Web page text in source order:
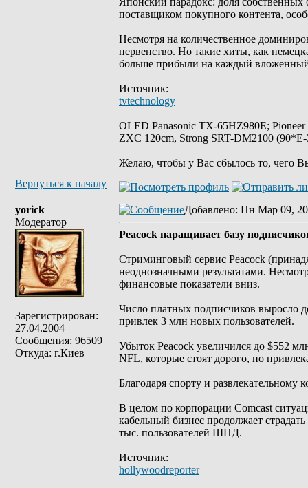
поставщиком покупного контента,
Несмотря на количественное
первенство. Но такие хиты, как
больше прибыли на каждый
Источник:
tvtechnology
OLED Panasonic TX-65HZ980E;
ZXC 120cm, Strong SRT-DM2100
Желаю, чтобы у Вас сбылось то, чего
Вернуться к началу
yorick
Модератор
Зарегистрирован:
27.04.2004
Сообщения: 96509
Откуда: г.Киев
Добавлено: Пн Мар 09,
Peacock наращивает базу
Стриминговый сервис Peacock
неоднозначными результатами.
финансовые показатели вниз.
Число платных подписчиков выросло
привлек 3 млн новых пользователей.
Убыток Peacock увеличился до $552
NFL, которые стоят дорого, но
Благодаря спорту и развлекательному
В целом по корпорации Comcast
кабельный бизнес продолжает
тыс. пользователей ШПД.
Источник:
hollywoodreporter